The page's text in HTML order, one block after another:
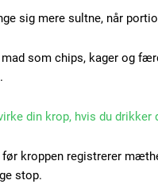
sig mere sultne, når
som chips, kager og
din krop, hvis du drikker
kroppen registrerer
stop.